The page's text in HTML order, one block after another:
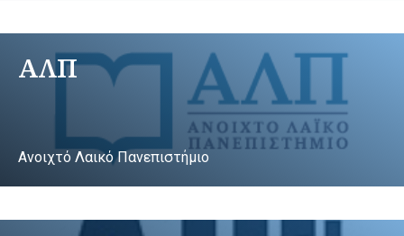
ΑΛΠ
Ανοιχτό Λαικό Πανεπιστήμιο